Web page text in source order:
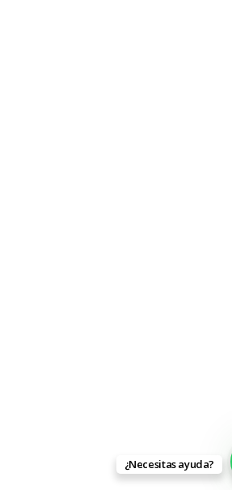
¿Necesitas ayuda?